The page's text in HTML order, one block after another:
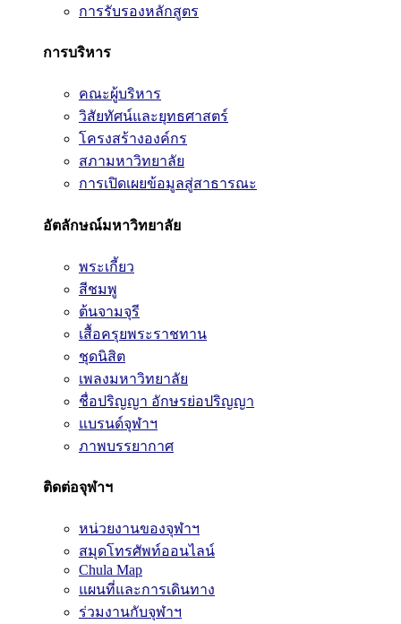
การรับรองหลักสูตร
การบริหาร
คณะผู้บริหาร
วิสัยทัศน์และยุทธศาสตร์
โครงสร้างองค์กร
สภามหาวิทยาลัย
การเปิดเผยข้อมูลสู่สาธารณะ
อัตลักษณ์มหาวิทยาลัย
พระเกี้ยว
สีชมพู
ต้นจามจุรี
เสื้อครุยพระราชทาน
ชุดนิสิต
เพลงมหาวิทยาลัย
ชื่อปริญญา อักษรย่อปริญญา
แบรนด์จุฬาฯ
ภาพบรรยากาศ
ติดต่อจุฬาฯ
หน่วยงานของจุฬาฯ
สมุดโทรศัพท์ออนไลน์
Chula Map
แผนที่และการเดินทาง
ร่วมงานกับจุฬาฯ